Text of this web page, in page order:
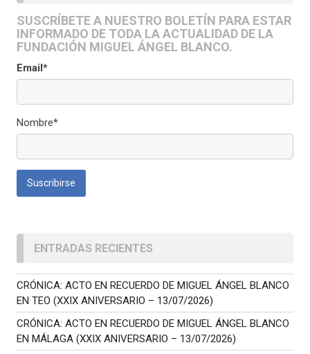
SUSCRÍBETE A NUESTRO BOLETÍN PARA ESTAR
INFORMADO DE TODA LA ACTUALIDAD DE LA
FUNDACIÓN MIGUEL ÁNGEL BLANCO.
Email*
Nombre*
ENTRADAS RECIENTES
CRÓNICA: ACTO EN RECUERDO DE MIGUEL ÁNGEL BLANCO
EN TEO (XXIX ANIVERSARIO – 13/07/2026)
CRÓNICA: ACTO EN RECUERDO DE MIGUEL ÁNGEL BLANCO
EN MÁLAGA (XXIX ANIVERSARIO – 13/07/2026)